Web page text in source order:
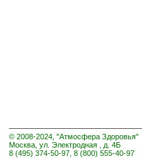
© 2008-2024, "Атмосфера Здоровья"
Москва, ул. Электродная , д. 4Б
8 (495) 374-50-97, 8 (800) 555-40-97